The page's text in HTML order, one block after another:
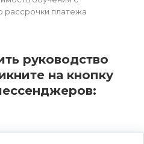
рассрочки платежа
руководство
на кнопку